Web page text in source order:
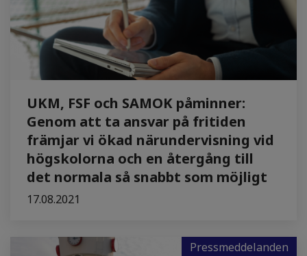
UKM, FSF och SAMOK påminner:
Genom att ta ansvar på fritiden
främjar vi ökad närundervisning vid
högskolorna och en återgång till
det normala så snabbt som möjligt
17.08.2021
Pressmeddelanden